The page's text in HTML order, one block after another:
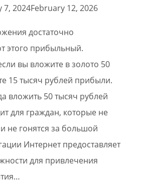
7, 2024February 12, 2026
достаточно
этого прибыльный.
вы вложите в золото 50
15 тысяч рублей прибыли.
вложить 50 тысяч рублей
для граждан, которые не
не гонятся за большой
Интернет предоставляет
для привлечения